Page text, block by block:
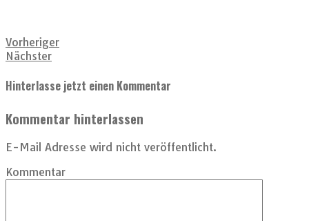
Vorheriger
Nächster
Hinterlasse jetzt einen Kommentar
Kommentar hinterlassen
E-Mail Adresse wird nicht veröffentlicht.
Kommentar